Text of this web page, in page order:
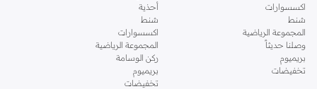
اكسسوارات
شنط
المجموعة الرياضية
وصلنا حديثاً
بريميوم
تخفيضات
أحذية
شنط
اكسسوارات
المجموعة الرياضية
ركن الوسامة
بريميوم
تخفيضات